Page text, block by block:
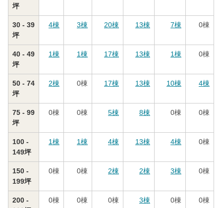
坪
30 - 39
坪
4棟 3棟 20棟 13棟 7棟 0棟
40 - 49
坪
1棟 1棟 17棟 13棟 1棟 0棟
50 - 74
坪
2棟 0棟 17棟 13棟 10棟 4棟
75 - 99
坪
0棟 0棟 5棟 8棟 0棟 0棟
100 -
149坪
1棟 1棟 4棟 13棟 4棟 0棟
150 -
199坪
0棟 0棟 2棟 2棟 3棟 0棟
200 -
0棟 0棟 0棟 3棟 0棟 0棟